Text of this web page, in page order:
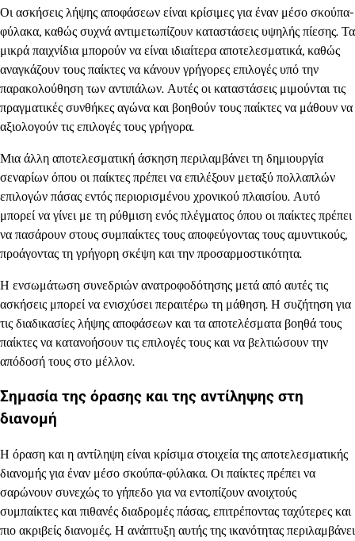
Οι ασκήσεις λήψης αποφάσεων είναι κρίσιμες για έναν μέσο σκούπα-
φύλακα, καθώς συχνά αντιμετωπίζουν καταστάσεις υψηλής πίεσης. Τα
μικρά παιχνίδια μπορούν να είναι ιδιαίτερα αποτελεσματικά, καθώς
αναγκάζουν τους παίκτες να κάνουν γρήγορες επιλογές υπό την
παρακολούθηση των αντιπάλων. Αυτές οι καταστάσεις μιμούνται τις
πραγματικές συνθήκες αγώνα και βοηθούν τους παίκτες να μάθουν να
αξιολογούν τις επιλογές τους γρήγορα.
Μια άλλη αποτελεσματική άσκηση περιλαμβάνει τη δημιουργία
σεναρίων όπου οι παίκτες πρέπει να επιλέξουν μεταξύ πολλαπλών
επιλογών πάσας εντός περιορισμένου χρονικού πλαισίου. Αυτό
μπορεί να γίνει με τη ρύθμιση ενός πλέγματος όπου οι παίκτες πρέπει
να πασάρουν στους συμπαίκτες τους αποφεύγοντας τους αμυντικούς,
προάγοντας τη γρήγορη σκέψη και την προσαρμοστικότητα.
Η ενσωμάτωση συνεδριών ανατροφοδότησης μετά από αυτές τις
ασκήσεις μπορεί να ενισχύσει περαιτέρω τη μάθηση. Η συζήτηση για
τις διαδικασίες λήψης αποφάσεων και τα αποτελέσματα βοηθά τους
παίκτες να κατανοήσουν τις επιλογές τους και να βελτιώσουν την
απόδοσή τους στο μέλλον.
Σημασία της όρασης και της αντίληψης στη
διανομή
Η όραση και η αντίληψη είναι κρίσιμα στοιχεία της αποτελεσματικής
διανομής για έναν μέσο σκούπα-φύλακα. Οι παίκτες πρέπει να
σαρώνουν συνεχώς το γήπεδο για να εντοπίζουν ανοιχτούς
συμπαίκτες και πιθανές διαδρομές πάσας, επιτρέποντας ταχύτερες και
πιο ακριβείς διανομές. Η ανάπτυξη αυτής της ικανότητας περιλαμβάνει